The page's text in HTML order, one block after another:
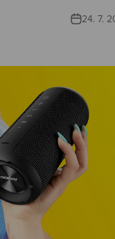
24. 7.